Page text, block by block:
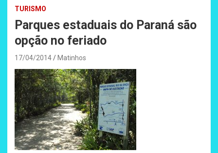
TURISMO
Parques estaduais do Paraná são
opção no feriado
17/04/2014 Matinhos